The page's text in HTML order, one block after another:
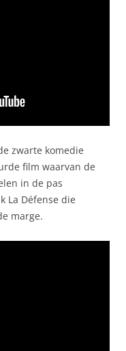
zwarte komedie
film waarvan de
in de pas
La Défense die
marge.